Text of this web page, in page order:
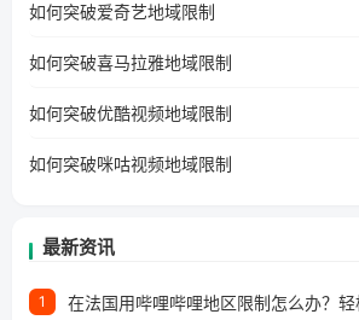
地区及版权限制问题，且仅能在中国大陆
户收听网易云音乐地区版权限制」
工作、留学、定居等，都可以使用
所困扰。
如何突破爱奇艺地域限制
如何突破喜马拉雅地域限制
如何突破优酷视频地域限制
如何突破咪咕视频地域限制
最新资讯
1